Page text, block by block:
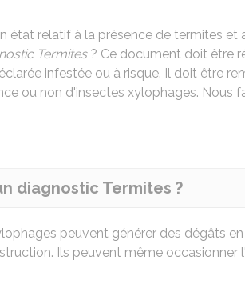
état relatif à la présence de termites et
Termites? Ce document doit être
infestée ou à risque. Il doit être
ou non d'insectes xylophages. Nous
diagnostic Termites ?
peuvent générer des dégâts
Ils peuvent même occasionner